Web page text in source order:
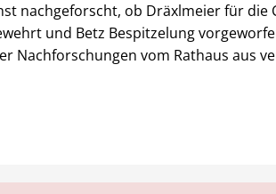
nachgeforscht, ob Dräxlmeier für die
und Betz Bespitzelung
Nachforschungen vom Rathaus aus